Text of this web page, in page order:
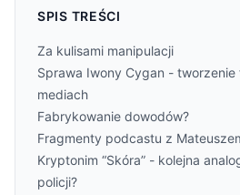
SPIS TREŚCI
Za kulisami manipulacji
Sprawa Iwony Cygan - tworzenie
mediach
Fabrykowanie dowodów?
Fragmenty podcastu z
Kryptonim “Skóra” - kolejna
policji?